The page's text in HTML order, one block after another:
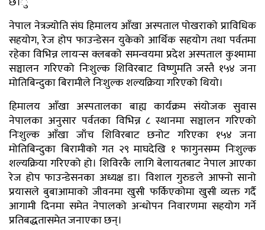
नेपाल नेत्रज्योति संघ हिमालय आँखा अस्पताल पोखराको प्राविधिक
सहयोग, रेज होप फाउन्डेसन युकेको आर्थिक सहयोग तथा पर्वतमा
रहेका विभिन्न लायन्स क्लबको समन्वयमा प्रदेश अस्पताल कुश्मामा
सञ्चालन गरिएको निःशुल्क शिविरबाट विष्णुमति जस्तै १५४ जना
मोतिबिन्दुका बिरामीले निःशुल्क शल्यक्रिया गरिएको थियो।
हिमालय आँखा अस्पतालका बाह्य कार्यक्रम संयोजक सुवास
नेपालका अनुसार पर्वतका विभिन्न ८ स्थानमा सञ्चालन गरिएको
निःशुल्क आँखा जाँच शिविरबाट छनोट गरिएका १५४ जना
मोतिबिन्दुका बिरामीको गत २९ माघदेखि १ फागुनसम्म निःशुल्क
शल्यक्रिया गरिएको हो। शिविरकै लागि बेलायतबाट नेपाल आएका
रेज होप फाउन्डेसनका अध्यक्ष डा। विशाल गुरुङले आफ्नो सानो
प्रयासले बुबाआमाको जीवनमा खुसी फर्किएकोमा खुसी व्यक्त गर्दै
आगामी दिनमा समेत नेपालको अन्धोपन निवारणमा सहयोग गर्ने
प्रतिबद्धतासमेत जनाएका छन्।